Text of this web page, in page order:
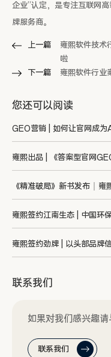
企业”认定，是专注互联网
牌服务商。
上一篇
雍熙软件技术
啦
下一篇
雍熙软件行业
您还可以阅读
GEO营销 | 如何让官网成为
雍熙出品 | 《答案型官网
《精准破局》新书发布｜
雍熙签约江南生态 | 中国环
雍熙签约劲牌 | 以头部品牌
联系我们
如果对我们感兴趣请
联系我们